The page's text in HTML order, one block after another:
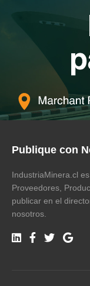
Publique con
IndustriaMinera.cl
Proveedores,
publicar en el
nosotros.